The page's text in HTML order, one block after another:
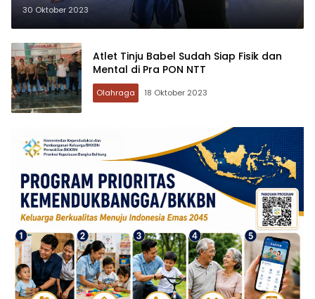
30 Oktober 2023
Atlet Tinju Babel Sudah Siap Fisik dan
Mental di Pra PON NTT
Olahraga 18 Oktober 2023